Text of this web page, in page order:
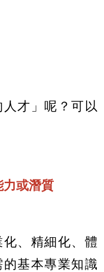
才」呢？可以
力或潛質
、精細化、體
基本專業知識